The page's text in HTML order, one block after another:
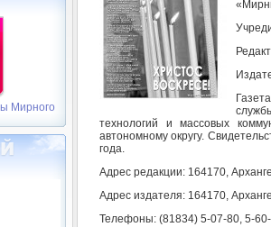
Мирного
технологий и массовых
автономному округу.
года.
Адрес редакции: 164170,
Адрес издателя: 164170,
Телефоны: (81834) 5-07-80, 5-